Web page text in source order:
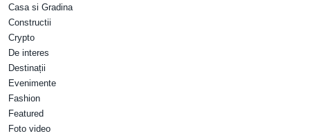
Casa si Gradina
Constructii
Crypto
De interes
Destinații
Evenimente
Fashion
Featured
Foto video